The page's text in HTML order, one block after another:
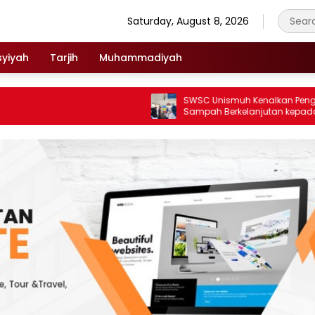
Saturday, August 8, 2026
Tarjih Muhammadiyah
SWSC Unismuh Kenalkan Pengelolaan
Sampah Berkelanjutan kepada Peserta
Macca Student Visit